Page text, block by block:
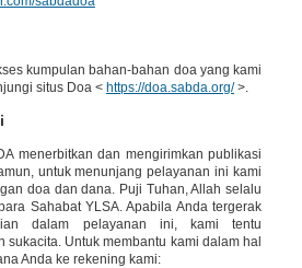
kumpulan bahan-bahan doa yang kami
situs Doa < https://doa.sabda.org/>.
menerbitkan dan mengirimkan publikasi
untuk menunjang pelayanan ini kami
doa dan dana. Puji Tuhan, Allah selalu
Sahabat YLSA. Apabila Anda tergerak
dalam pelayanan ini, kami tentu
sukacita. Untuk membantu kami dalam hal
Anda ke rekening kami: